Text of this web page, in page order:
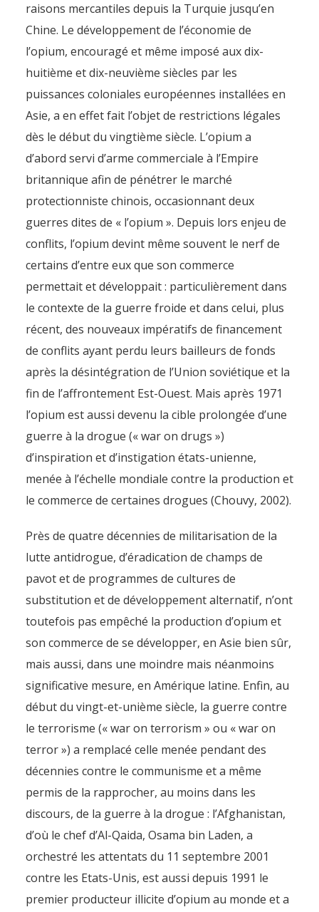
raisons mercantiles depuis la Turquie jusqu’en
Chine. Le développement de l’économie de
l’opium, encouragé et même imposé aux dix-
huitième et dix-neuvième siècles par les
puissances coloniales européennes installées en
Asie, a en effet fait l’objet de restrictions légales
dès le début du vingtième siècle. L’opium a
d’abord servi d’arme commerciale à l’Empire
britannique afin de pénétrer le marché
protectionniste chinois, occasionnant deux
guerres dites de « l’opium ». Depuis lors enjeu de
conflits, l’opium devint même souvent le nerf de
certains d’entre eux que son commerce
permettait et développait : particulièrement dans
le contexte de la guerre froide et dans celui, plus
récent, des nouveaux impératifs de financement
de conflits ayant perdu leurs bailleurs de fonds
après la désintégration de l’Union soviétique et la
fin de l’affrontement Est-Ouest. Mais après 1971
l’opium est aussi devenu la cible prolongée d’une
guerre à la drogue (« war on drugs »)
d’inspiration et d’instigation états-unienne,
menée à l’échelle mondiale contre la production et
le commerce de certaines drogues (Chouvy, 2002).
Près de quatre décennies de militarisation de la
lutte antidrogue, d’éradication de champs de
pavot et de programmes de cultures de
substitution et de développement alternatif, n’ont
toutefois pas empêché la production d’opium et
son commerce de se développer, en Asie bien sûr,
mais aussi, dans une moindre mais néanmoins
significative mesure, en Amérique latine. Enfin, au
début du vingt-et-unième siècle, la guerre contre
le terrorisme (« war on terrorism » ou « war on
terror ») a remplacé celle menée pendant des
décennies contre le communisme et a même
permis de la rapprocher, au moins dans les
discours, de la guerre à la drogue : l’Afghanistan,
d’où le chef d’Al-Qaida, Osama bin Laden, a
orchestré les attentats du 11 septembre 2001
contre les Etats-Unis, est aussi depuis 1991 le
premier producteur illicite d’opium au monde et a